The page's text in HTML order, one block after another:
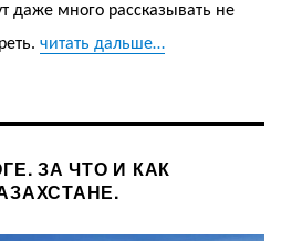
даже много рассказывать не
читать дальше…
ЗА ЧТО И КАК